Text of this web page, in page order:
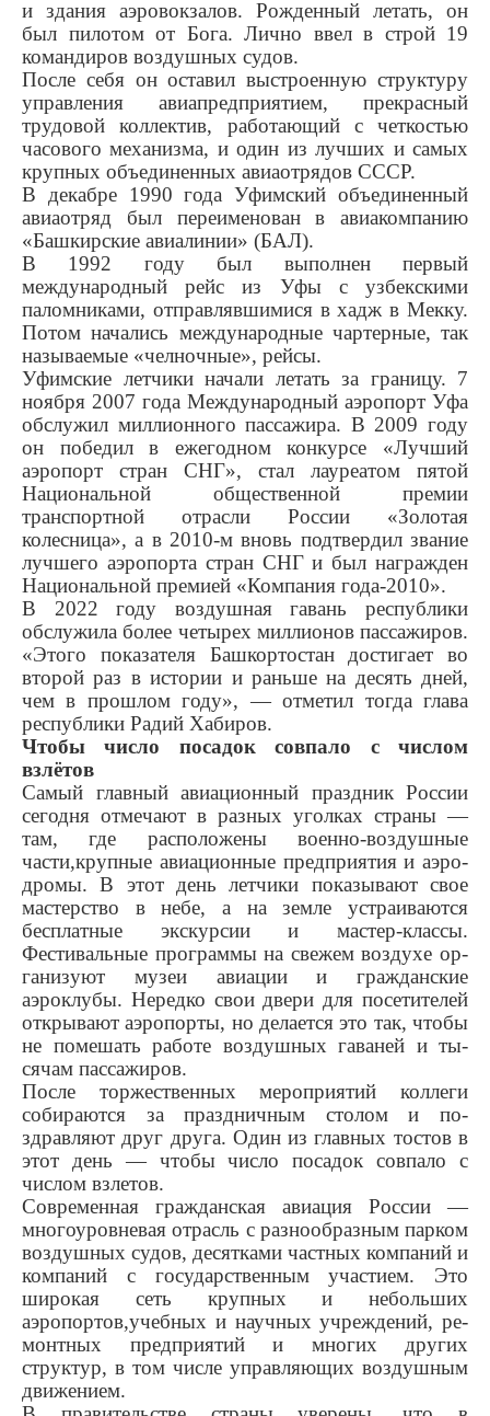
и здания аэровокзалов. Рож­денный летать, он
был пилотом от Бога. Лично ввел в строй 19
командиров воздушных судов.
После себя он оставил вы­строенную структуру
управле­ния авиапредприятием, пре­красный
трудовой коллектив, ра­ботающий с четкостью
часового механизма, и один из лучших и самых
крупных объединенных авиаотрядов СССР.
В декабре 1990 года Уфим­ский объединенный
авиаотряд был переименован в авиаком­панию
«Башкирские авиалинии» (БАЛ).
В 1992 году был выполнен первый
международный рейс из Уфы с узбекскими
паломниками, отправлявшимися в хадж в Мек­ку.
Потом начались междуна­родные чартерные, так
назы­ваемые «челночные», рейсы.
Уфимские летчики начали ле­тать за границу. 7
ноября 2007 года Междуна­родный аэропорт Уфа
обслужил миллионного пассажира. В 2009 году
он победил в ежегодном конкурсе «Лучший
аэропорт стран СНГ», стал лауреатом пя­той
Национальной общественной премии
транспортной отрасли России «Золотая
колесница», а в 2010-м вновь подтвердил звание
лучшего аэропорта стран СНГ и был награжден
Национальной премией «Компания года-2010».
В 2022 году воздушная га­вань республики
обслужила бо­лее четырех миллионов пасса­жиров.
«Этого показателя Баш­кортостан достигает во
второй раз в истории и раньше на десять дней,
чем в прошлом году», — от­метил тогда глава
республики Радий Хабиров.
Чтобы число посадок совпало с числом
взлётов
Самый главный авиационный праздник России
сегодня отме­чают в разных уголках страны —
там, где расположены военно-воздушные
части,крупные авиа­ционные предприятия и аэро­
дромы. В этот день летчики по­казывают свое
мастерство в небе, а на земле устраиваются
бесплатные экскурсии и мастер-классы.
Фестивальные про­граммы на свежем воздухе ор­
ганизуют музеи авиации и гражданские
аэроклубы. Нередко свои двери для посетителей
от­крывают аэропорты, но делает­ся это так, чтобы
не помешать работе воздушных гаваней и ты­
сячам пассажиров.
После торжественных меро­приятий коллеги
собираются за праздничным столом и по­
здравляют друг друга. Один из главных тостов в
этот день — чтобы число посадок совпало с
числом взлетов.
Современная гражданская авиация России —
многоуров­невая отрасль с разнообразным парком
воздушных судов, де­сятками частных компаний и
ком­паний с государственным уча­стием. Это
широкая сеть крупных и небольших
аэропортов,учеб­ных и научных учреждений, ре­
монтных предприятий и многих других
структур, в том числе управляющих воздушным
дви­жением.